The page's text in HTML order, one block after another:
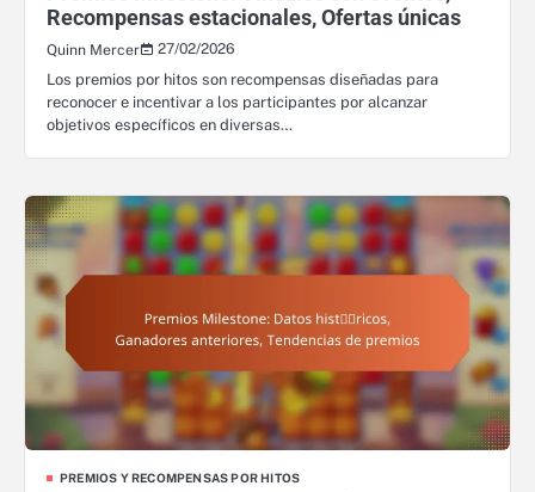
Recompensas estacionales, Ofertas únicas
Quinn Mercer
27/02/2026
Los premios por hitos son recompensas diseñadas para
reconocer e incentivar a los participantes por alcanzar
objetivos específicos en diversas…
PREMIOS Y RECOMPENSAS POR HITOS